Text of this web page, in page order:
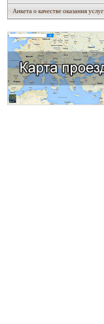
Анкета о качестве оказания услуг